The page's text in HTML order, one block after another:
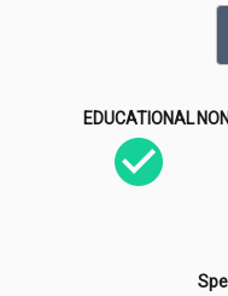
EDUCATIONAL